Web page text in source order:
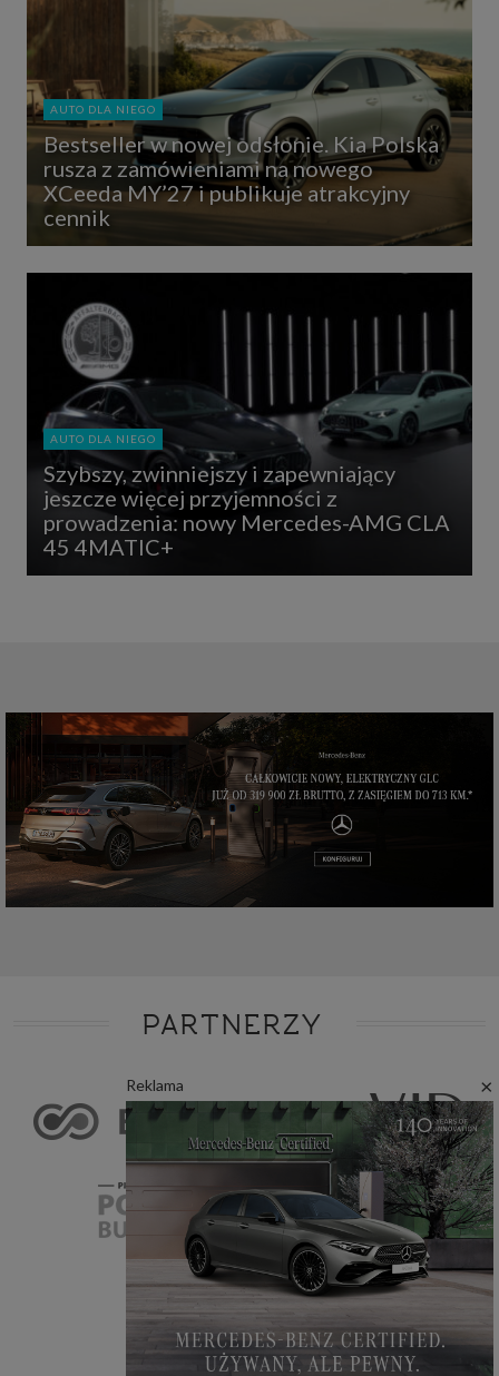
Reklama ×
AUTO DLA NIEGO
Bestseller w nowej odsłonie. Kia Polska
rusza z zamówieniami na nowego
XCeeda MY’27 i publikuje atrakcyjny
cennik
AUTO DLA NIEGO
Szybszy, zwinniejszy i zapewniający
jeszcze więcej przyjemności z
prowadzenia: nowy Mercedes-AMG CLA
45 4MATIC+
PARTNERZY